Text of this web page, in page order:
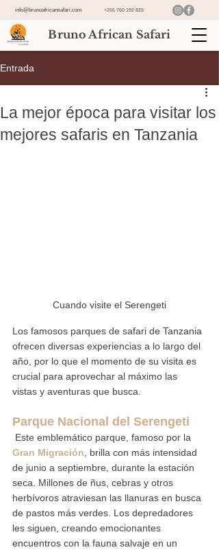
info@brunoafricansafari.com +255 760 192 825
Bruno African Safari
Entrada
La mejor época para visitar los
mejores safaris en Tanzania
Cuando visite el Serengeti
Los famosos parques de safari de Tanzania
ofrecen diversas experiencias a lo largo del
año, por lo que el momento de su visita es
crucial para aprovechar al máximo las
vistas y aventuras que busca.
Parque Nacional del Serengeti
Este emblemático parque, famoso por la
Gran Migración, brilla con más intensidad
de junio a septiembre, durante la estación
seca. Millones de ñus, cebras y otros
herbívoros atraviesan las llanuras en busca
de pastos más verdes. Los depredadores
les siguen, creando emocionantes
encuentros con la fauna salvaje en un